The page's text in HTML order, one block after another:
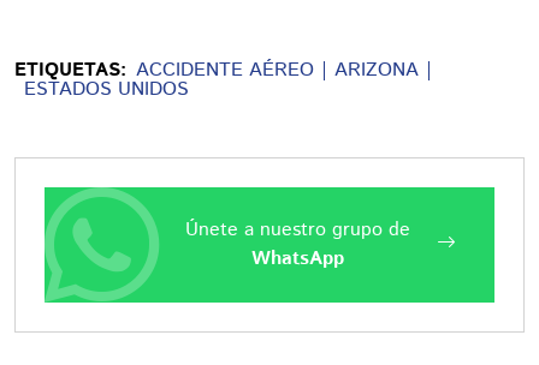
ETIQUETAS: ACCIDENTE AÉREO ARIZONA
ESTADOS UNIDOS
Únete a nuestro grupo de
WhatsApp